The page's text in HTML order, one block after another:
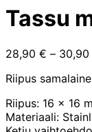
Tassu
28,90 € – 30,90
Riipus
Riipus: 16 x 16
Materiaali: